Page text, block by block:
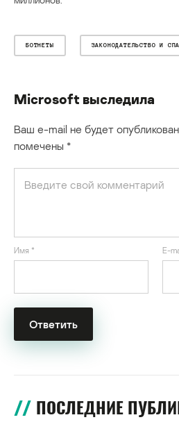
БОТНЕТЫ ЗАКОНОДАТЕЛЬСТВО И
Microsoft выследила
Ваш e-mail не будет
помечены *
Имя * E-
ПОСЛЕДНИЕ